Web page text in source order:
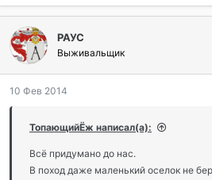
РАУС
Выживальщик
10 Фев 2014
ТопающийЁж написал(а):
Всё придумано до нас.
В поход даже маленький оселок не